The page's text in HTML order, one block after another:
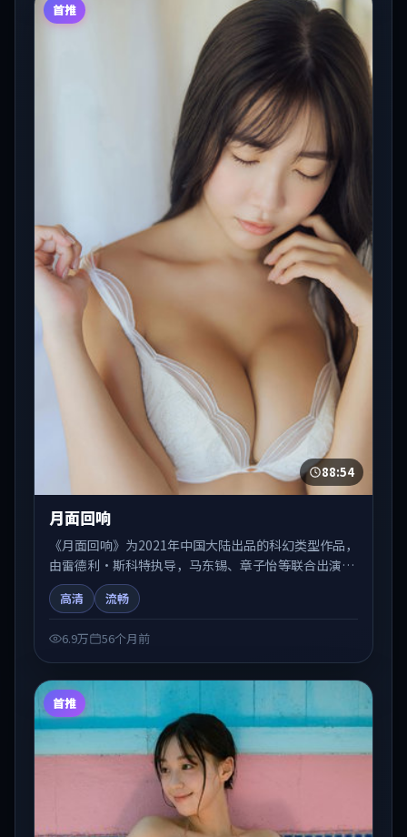
首推
88:54
月面回响
《月面回响》为2021年中国大陆出品的科幻类型作品，
由雷德利·斯科特执导，马东锡、章子怡等联合出演。
剧情在人物弧光与节奏推进中展开，兼具叙事张力与视
听质感。适合关注国产在线观看、热播国产剧与院线佳
高清 流畅
6.9万 56个月前
首推